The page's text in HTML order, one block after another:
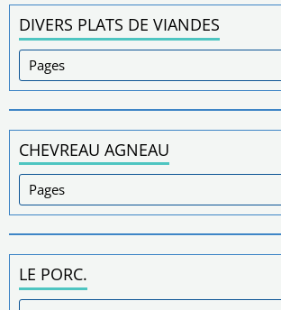
DIVERS PLATS DE VIANDES
CHEVREAU AGNEAU
LE PORC.